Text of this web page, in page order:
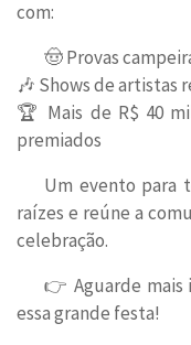
com:
🤠 Provas
🎶 Shows de artistas
🏆 Mais de R$ 40
premiados
Um evento para
raízes e reúne a
celebração.
👉 Aguarde mais
essa grande festa!